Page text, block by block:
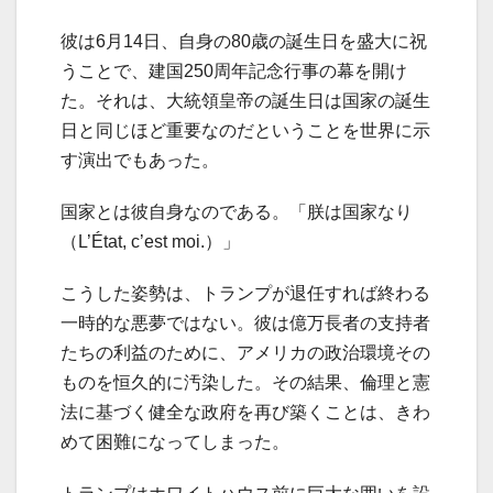
彼は6月14日、自身の80歳の誕生日を盛大に祝
うことで、建国250周年記念行事の幕を開け
た。それは、大統領皇帝の誕生日は国家の誕生
日と同じほど重要なのだということを世界に示
す演出でもあった。
国家とは彼自身なのである。「朕は国家なり
（L’État, c’est moi.）」
こうした姿勢は、トランプが退任すれば終わる
一時的な悪夢ではない。彼は億万長者の支持者
たちの利益のために、アメリカの政治環境その
ものを恒久的に汚染した。その結果、倫理と憲
法に基づく健全な政府を再び築くことは、きわ
めて困難になってしまった。